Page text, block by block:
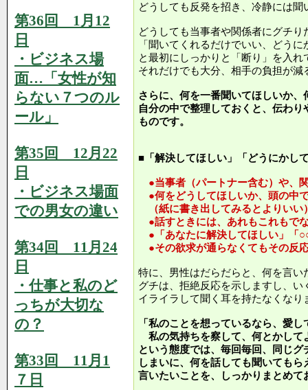
第36回 1月12
日
・ビジネス場
面…「女性が知
らない７つのル
ール」
第35回 12月22
日
・ビジネス場面
での男女の違い
第34回 11月24
日
・仕事と私のど
っちが大切な
の？
第33回 11月1
７日
どうしても反発を招き、冷静には
どうしても当事者や関係者にグチり
「聞いてくれるだけでいい、どう
と最初にしっかりと「断り」を入れ
それだけでも大分、相手の負担が減
さらに、何を一番聞いてほしいか
自分の中で整理しておくと、伝わ
ものです。
■「解決してほしい」「どうにかし
●当事者（パートナー含む）や、
●何をどうしてほしいか、頭の中
（紙に書き出してみるとよりいい
●話すときには、あれもこれもで
●「あなたに解決してほしい」「
●その欲求が通らなくてもその反
特に、男性はだらだらと、何を言い
グチは、拒絶反応を示しますし、
イライラして聞く耳を持たなくなり
「私のことを想っているなら、愛
私の気持ちを察して、何とかして
という態度では、毎回毎回、同じ
しまいに、何を話しても聞いてもら
言いたいことを、しっかりまとめて